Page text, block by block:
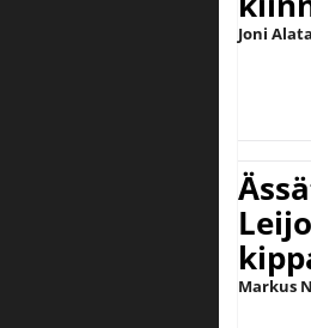
Joni
Markus